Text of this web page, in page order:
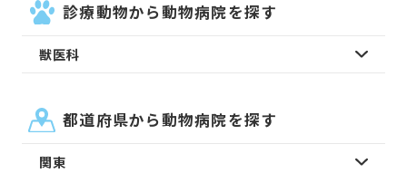
診療動物から動物病院を探す
獣医科
都道府県から動物病院を探す
関東